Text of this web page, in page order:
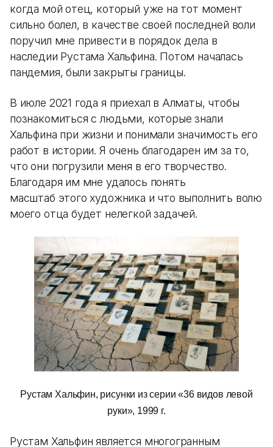
когда мой отец, который уже на тот момент
сильно болел, в качестве своей последней воли
поручил мне привести в порядок дела в
наследии Рустама Хальфина. Потом началась
пандемия, были закрыты границы.
В июле 2021 года я приехал в Алматы, чтобы
познакомиться с людьми, которые знали
Хальфина при жизни и понимали значимость его
работ в истории. Я очень благодарен им за то,
что они погрузили меня в его творчество.
Благодаря им мне удалось понять
масштаб этого художника и что выполнить волю
моего отца будет нелегкой задачей.
Рустам Хальфин, рисунки из серии «36 видов левой
руки», 1999 г.
Рустам Хальфин является многогранным